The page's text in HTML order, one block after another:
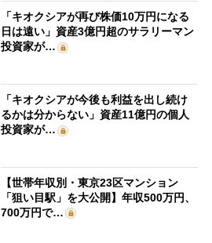
「キオクシアが再び株価10万円になる
日は遠い」資産3億円超のサラリーマン
投資家が…
「キオクシアが今後も利益を出し続け
るかは分からない」資産11億円の個人
投資家が…
【世帯年収別・東京23区マンション
「狙い目駅」を大公開】年収500万円、
700万円で…